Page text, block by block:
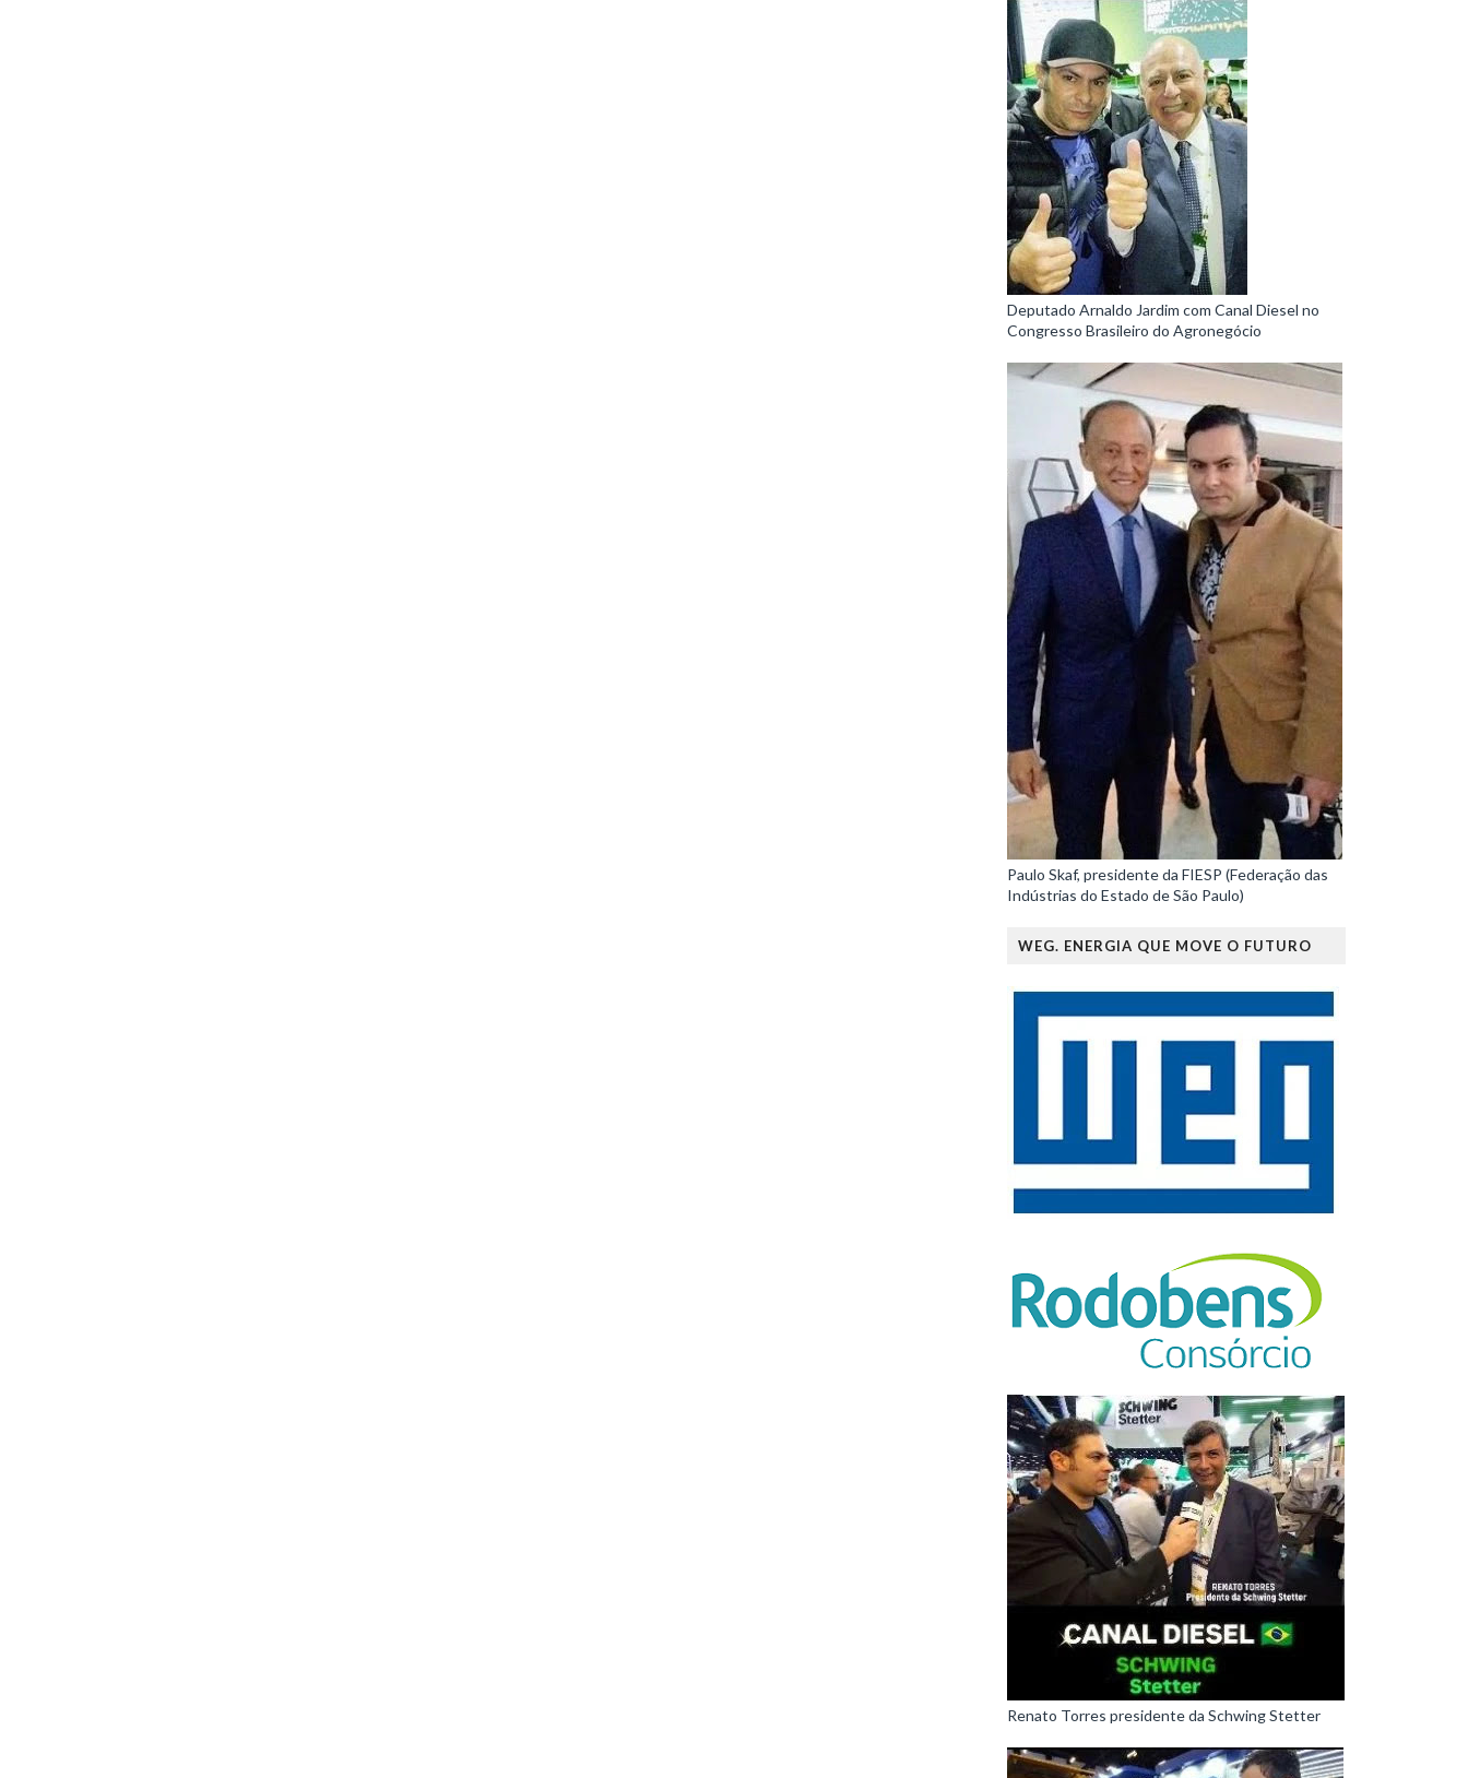
Deputado Arnaldo Jardim com Canal Diesel no
Congresso Brasileiro do Agronegócio
Paulo Skaf, presidente da FIESP (Federação das
Indústrias do Estado de São Paulo)
WEG. ENERGIA QUE MOVE O FUTURO
Renato Torres presidente da Schwing Stetter